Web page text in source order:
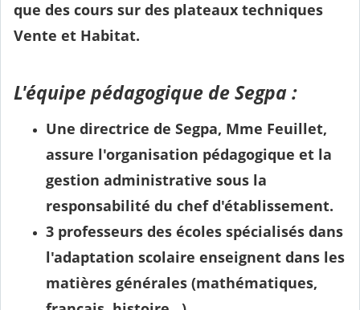
que des cours sur des plateaux techniques
Vente et Habitat.
L'équipe pédagogique de Segpa :
Une directrice de Segpa, Mme Feuillet,
assure l'organisation pédagogique et la
gestion administrative sous la
responsabilité du chef d'établissement.
3 professeurs des écoles spécialisés dans
l'adaptation scolaire enseignent dans les
matières générales (mathématiques,